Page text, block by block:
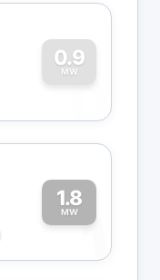
0.9
MW
0
1.8
MW1